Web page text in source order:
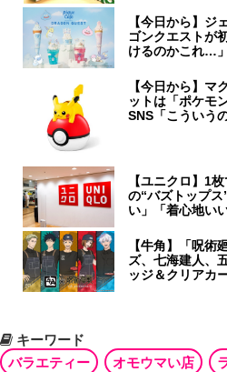
【今日から】ジ
ゴンクエストが
けるのかこれ…
【今日から】マ
ットは「ポケモ
SNS「こういう
【ユニクロ】1
の“バズトップ
い」「着心地い
【牛角】「呪
ズ、七海建人、
ッジ＆クリアカ
キーワード
バラエティー
オモウマい店